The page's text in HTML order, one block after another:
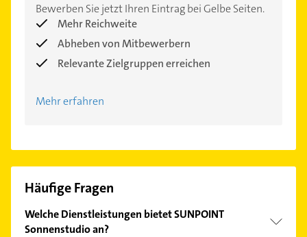
Bewerben Sie jetzt Ihren Eintrag bei Gelbe Seiten.
Mehr Reichweite
Abheben von Mitbewerbern
Relevante Zielgruppen erreichen
Mehr erfahren
Häufige Fragen
Welche Dienstleistungen bietet SUNPOINT
Sonnenstudio an?